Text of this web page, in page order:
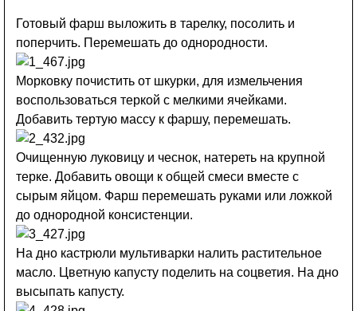
Готовый фарш выложить в тарелку, посолить и
поперчить. Перемешать до однородности.
Морковку почистить от шкурки, для измельчения
воспользоваться теркой с мелкими ячейками.
Добавить тертую массу к фаршу, перемешать.
Очищенную луковицу и чеснок, натереть на крупной
терке. Добавить овощи к общей смеси вместе с
сырым яйцом. Фарш перемешать руками или ложкой
до однородной консистенции.
На дно кастрюли мультиварки налить растительное
масло. Цветную капусту поделить на соцветия. На дно
высыпать капусту.